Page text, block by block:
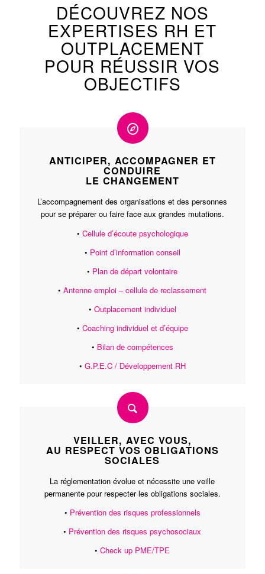
DÉCOUVREZ NOS
EXPERTISES RH ET
OUTPLACEMENT
POUR RÉUSSIR VOS
OBJECTIFS
ANTICIPER, ACCOMPAGNER ET
CONDUIRE
LE CHANGEMENT
L’accompagnement des organisations et des personnes
pour se préparer ou faire face aux grandes mutations.
• Cellule d’écoute psychologique
• Point d’information conseil
• Plan de départ volontaire
•Antenne emploi – cellule de reclassement
• Outplacement individuel
• Coaching individuel et d’équipe
• Bilan de compétences
• G.P.E.C / Développement RH
VEILLER, AVEC VOUS,
AU RESPECT VOS OBLIGATIONS
SOCIALES
La réglementation évolue et nécessite une veille
permanente pour respecter les obligations sociales.
• Prévention des risques professionnels
• Prévention des risques psychosociaux
•Check up PME/TPE